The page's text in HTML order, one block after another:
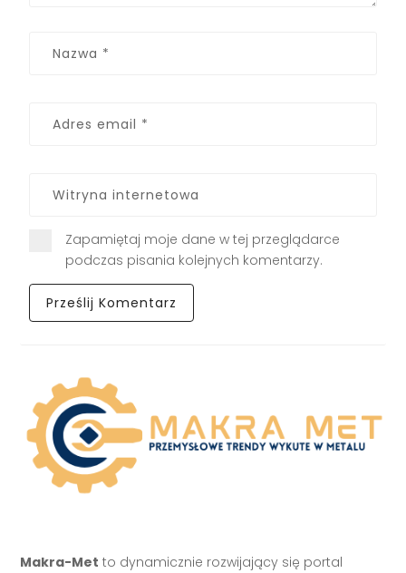
Zapamiętaj moje dane w tej przeglądarce
podczas pisania kolejnych komentarzy.
Makra-Met to dynamicznie rozwijający się portal